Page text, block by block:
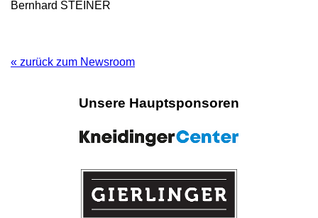
Bernhard STEINER
« zurück zum Newsroom
Unsere Hauptsponsoren